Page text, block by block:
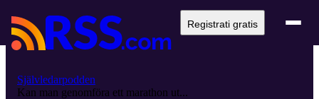
Registrati gratis
Självledarpodden
Kan man genomföra ett marathon ut...